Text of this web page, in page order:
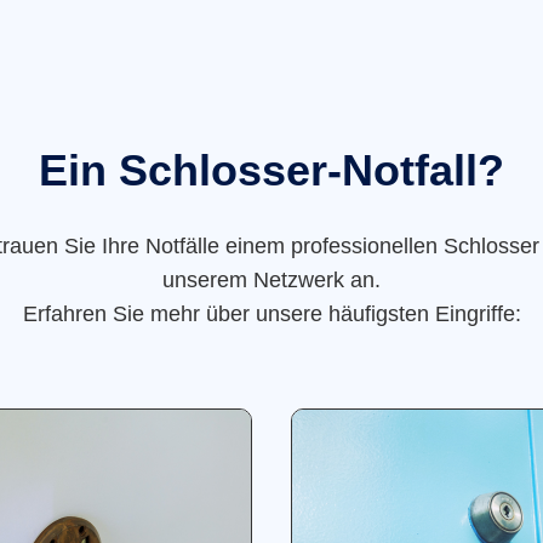
Ein Schlosser-Notfall?
Sie Ihre Notfälle einem professionellen
unserem Netzwerk an.
Erfahren Sie mehr über unsere häufigsten Eingriffe: